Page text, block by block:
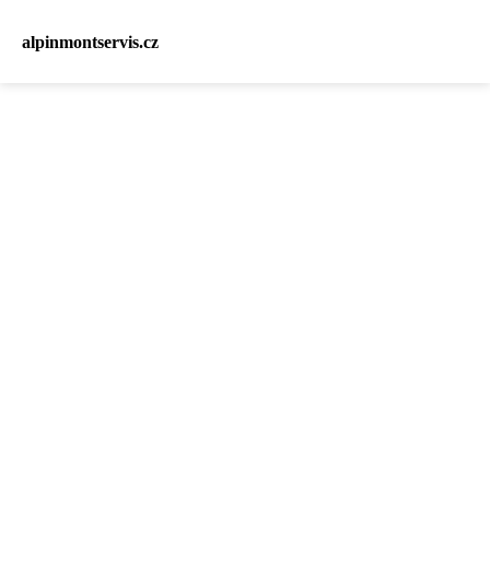
alpinmontservis.cz